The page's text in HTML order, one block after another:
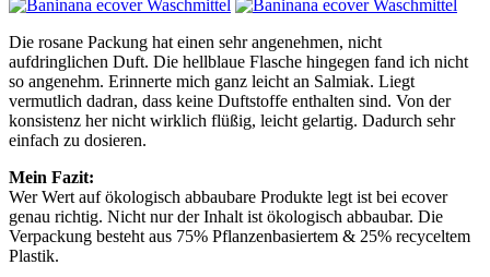
Die rosane Packung hat einen sehr angenehmen, nicht
aufdringlichen Duft. Die hellblaue Flasche hingegen fand ich nicht
so angenehm. Erinnerte mich ganz leicht an Salmiak. Liegt
vermutlich dadran, dass keine Duftstoffe enthalten sind. Von der
konsistenz her nicht wirklich flüßig, leicht gelartig. Dadurch sehr
einfach zu dosieren.
Mein Fazit:
Wer Wert auf ökologisch abbaubare Produkte legt ist bei ecover
genau richtig. Nicht nur der Inhalt ist ökologisch abbaubar. Die
Verpackung besteht aus 75% Pflanzenbasiertem & 25% recyceltem
Plastik.